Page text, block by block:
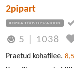
2pipart
ROPKA TÖÖSTUSRAJOON
5 1038
Praetud kohafilee.